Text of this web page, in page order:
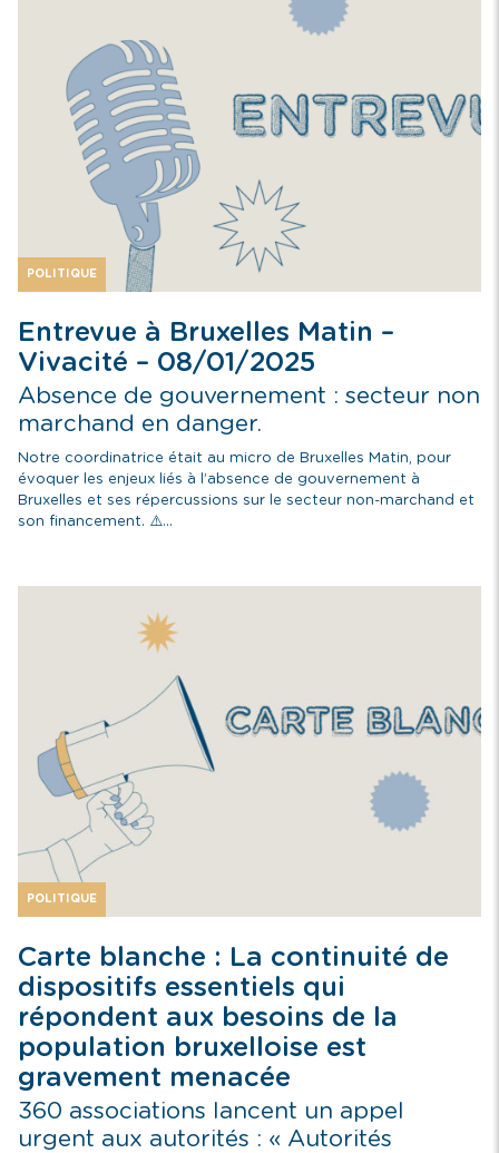
POLITIQUE
Entrevue à Bruxelles Matin –
Vivacité – 08/01/2025
Absence de gouvernement : secteur non
marchand en danger.
Notre coordinatrice était au micro de Bruxelles Matin, pour
évoquer les enjeux liés à l’absence de gouvernement à
Bruxelles et ses répercussions sur le secteur non-marchand et
son financement. ⚠️...
POLITIQUE
Carte blanche : La continuité de
dispositifs essentiels qui
répondent aux besoins de la
population bruxelloise est
gravement menacée
360 associations lancent un appel
urgent aux autorités : « Autorités